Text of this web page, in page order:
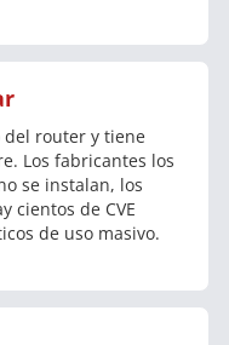
del router y tiene
Los fabricantes los
se instalan, los
cientos de CVE
de uso masivo.